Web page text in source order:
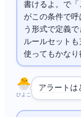
書けるよ。 で「
がこの条件で呼
う形式で定義で
ルールセット
使ってもかなり
ひよこ
アラート は